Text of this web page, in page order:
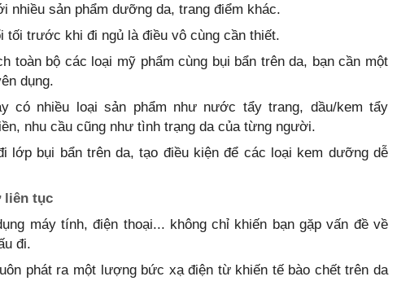
nhiều sản phẩm dưỡng da, trang điểm khác.
tối trước khi đi ngủ là điều vô cùng cần thiết.
toàn bộ các loại mỹ phẩm cùng bụi bẩn trên da, bạn cần một
dụng.
có nhiều loại sản phẩm như nước tẩy trang, dầu/kem tẩy
nhu cầu cũng như tình trạng da của từng người.
lớp bụi bẩn trên da, tạo điều kiện để các loại kem dưỡng dễ
liên tục
máy tính, điện thoại... không chỉ khiến bạn gặp vấn đề về
đi.
phát ra một lượng bức xạ điện từ khiến tế bào chết trên da